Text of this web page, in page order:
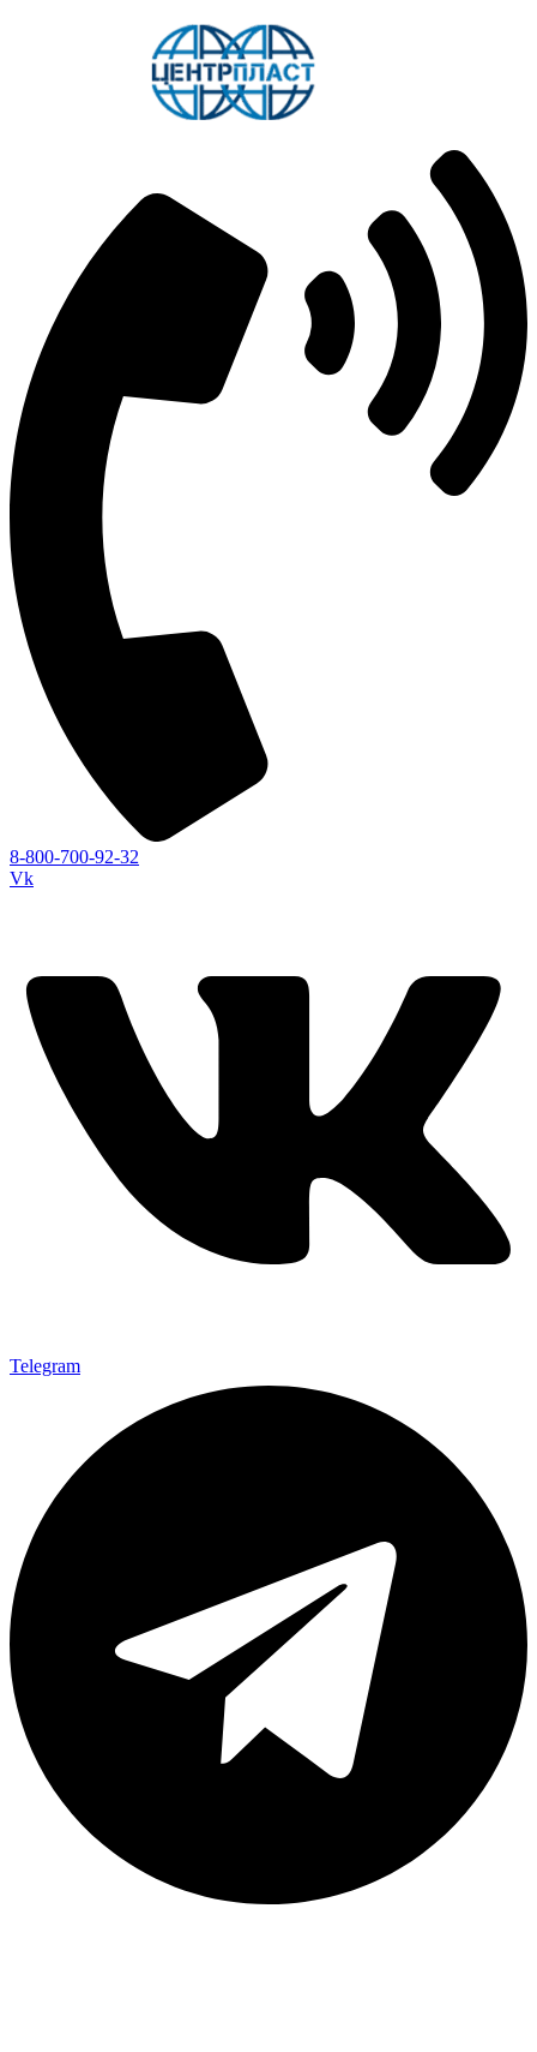
8-800-700-92-32
Vk
Telegram